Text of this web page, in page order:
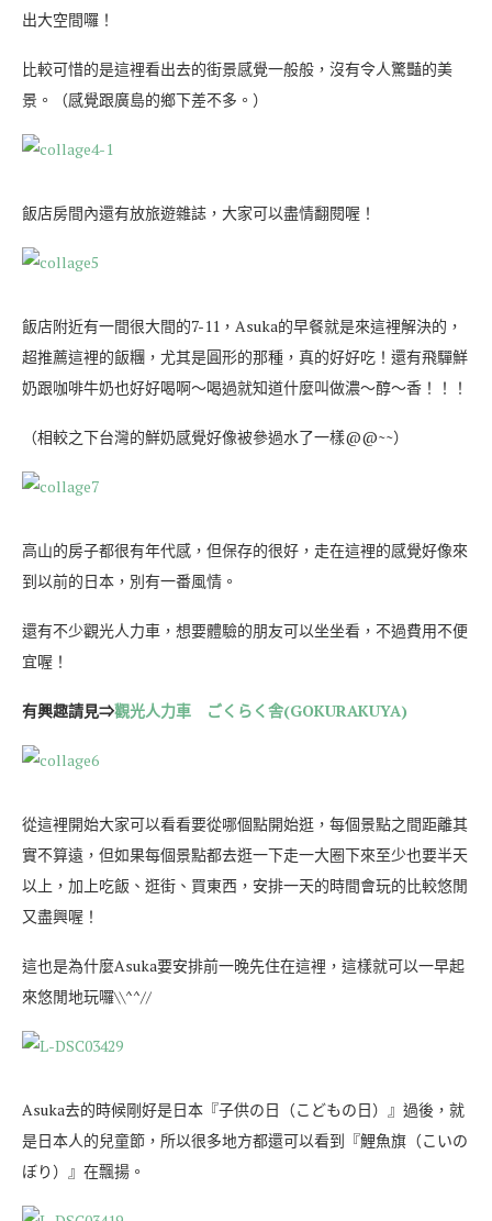
出大空間囉！
比較可惜的是這裡看出去的街景感覺一般般，沒有令人驚豔的美
景。（感覺跟廣島的鄉下差不多。）
飯店房間內還有放旅遊雜誌，大家可以盡情翻閱喔！
飯店附近有一間很大間的7-11，Asuka的早餐就是來這裡解決的，
超推薦這裡的飯糰，尤其是圓形的那種，真的好好吃！還有飛驒鮮
奶跟咖啡牛奶也好好喝啊～喝過就知道什麼叫做濃～醇～香！！！
（相較之下台灣的鮮奶感覺好像被參過水了一樣@@~~）
高山的房子都很有年代感，但保存的很好，走在這裡的感覺好像來
到以前的日本，別有一番風情。
還有不少觀光人力車，想要體驗的朋友可以坐坐看，不過費用不便
宜喔！
有興趣請見⇒觀光人力車 ごくらく舎(GOKURAKUYA)
從這裡開始大家可以看看要從哪個點開始逛，每個景點之間距離其
實不算遠，但如果每個景點都去逛一下走一大圈下來至少也要半天
以上，加上吃飯、逛街、買東西，安排一天的時間會玩的比較悠閒
又盡興喔！
這也是為什麼Asuka要安排前一晚先住在這裡，這樣就可以一早起
來悠閒地玩囉\\^^//
Asuka去的時候剛好是日本『子供の日（こどもの日）』過後，就
是日本人的兒童節，所以很多地方都還可以看到『鯉魚旗（こいの
ぼり）』在飄揚。